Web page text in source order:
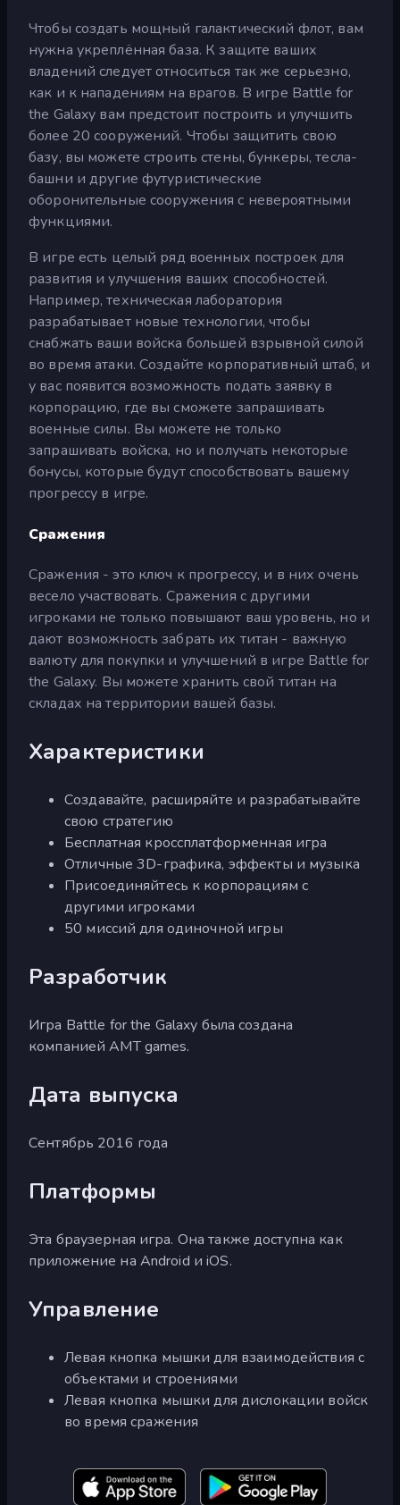
Чтобы создать мощный галактический флот, вам
нужна укреплённая база. К защите ваших
владений следует относиться так же серьезно,
как и к нападениям на врагов. В игре Battle for
the Galaxy вам предстоит построить и улучшить
более 20 сооружений. Чтобы защитить свою
базу, вы можете строить стены, бункеры, тесла-
башни и другие футуристические
оборонительные сооружения с невероятными
функциями.
В игре есть целый ряд военных построек для
развития и улучшения ваших способностей.
Например, техническая лаборатория
разрабатывает новые технологии, чтобы
снабжать ваши войска большей взрывной силой
во время атаки. Создайте корпоративный штаб, и
у вас появится возможность подать заявку в
корпорацию, где вы сможете запрашивать
военные силы. Вы можете не только
запрашивать войска, но и получать некоторые
бонусы, которые будут способствовать вашему
прогрессу в игре.
Сражения
Сражения - это ключ к прогрессу, и в них очень
весело участвовать. Сражения с другими
игроками не только повышают ваш уровень, но и
дают возможность забрать их титан - важную
валюту для покупки и улучшений в игре Battle for
the Galaxy. Вы можете хранить свой титан на
складах на территории вашей базы.
Характеристики
Создавайте, расширяйте и разрабатывайте
свою стратегию
Бесплатная кроссплатформенная игра
Отличные 3D-графика, эффекты и музыка
Присоединяйтесь к корпорациям с
другими игроками
50 миссий для одиночной игры
Разработчик
Игра Battle for the Galaxy была создана
компанией AMT games.
Дата выпуска
Сентябрь 2016 года
Платформы
Эта браузерная игра. Она также доступна как
приложение на Android и iOS.
Управление
Левая кнопка мышки для взаимодействия с
объектами и строениями
Левая кнопка мышки для дислокации войск
во время сражения